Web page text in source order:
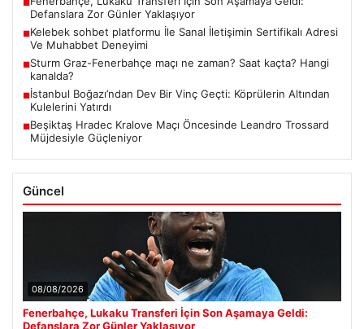
■
Defanslara Zor Günler Yaklaşıyor
■Kelebek sohbet platformu İle Sanal İletişimin Sertifikalı Adresi
Ve Muhabbet Deneyimi
■Sturm Graz-Fenerbahçe maçı ne zaman? Saat kaçta? Hangi
kanalda?
■İstanbul Boğazı’ndan Dev Bir Vinç Geçti: Köprülerin Altından
Kulelerini Yatırdı
■Beşiktaş Hradec Kralove Maçı Öncesinde Leandro Trossard
Müjdesiyle Güçleniyor
Güncel
08/08/2026
Fenerbahçe, Lukaku Transferi İçin Son Aşamaya Geldi:
Defanslara Zor Günler Yaklaşıyor